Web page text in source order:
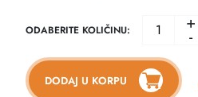
ODABERITE KOLIČINU: +
-
DODAJ U KORPU